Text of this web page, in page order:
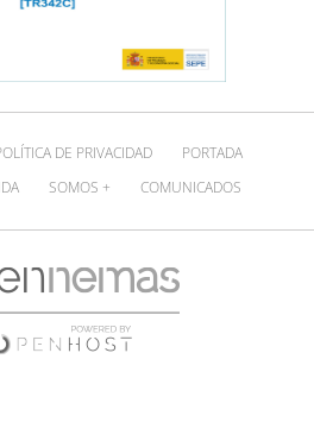
DE PRIVACIDAD
PORTADA
SOMOS + COMUNICADOS